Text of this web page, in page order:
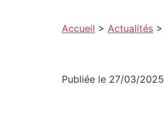
Accueil > Actualités >
Publiée le 27/03/2025